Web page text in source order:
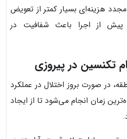
مجدد هزینه‌ای بسیار کمتر از تعویض
پیش از اجرا باعث شفافیت در
تکنسین در پیروزی
در صورت بروز اختلال در عملکرد
زمان انجام می‌شود تا از ایجاد